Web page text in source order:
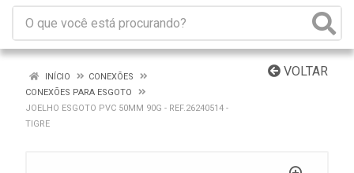
VOLTAR
INÍCIO
CONEXÕES
CONEXÕES PARA ESGOTO
JOELHO ESGOTO PVC 50MM 90G - REF.26240514 -
TIGRE